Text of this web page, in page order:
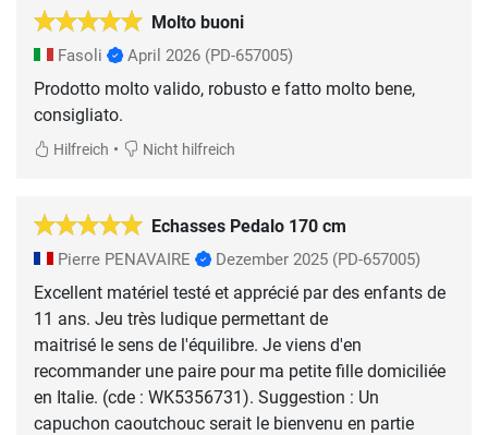
Molto buoni
Fasoli April 2026 (PD-657005)
Prodotto molto valido, robusto e fatto molto bene,
consigliato.
Hilfreich • Nicht hilfreich
Echasses Pedalo 170 cm
Pierre PENAVAIRE Dezember 2025 (PD-657005)
Excellent matériel testé et apprécié par des enfants de
11 ans. Jeu très ludique permettant de
maitrisé le sens de l'équilibre. Je viens d'en
recommander une paire pour ma petite fille domiciliée
en Italie. (cde : WK5356731). Suggestion : Un
capuchon caoutchouc serait le bienvenu en partie